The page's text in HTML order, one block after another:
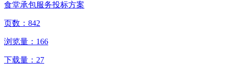
食堂承包服务投标方案
页数： 842
浏览量： 166
下载量： 27